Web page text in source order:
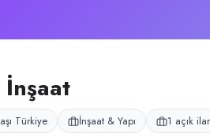
İnşaat
Türkiye İnşaat & Yapı 1 açık